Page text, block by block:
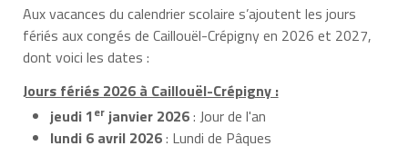
Aux vacances du calendrier scolaire s’ajoutent les jours
fériés aux congés de Caillouël-Crépigny en 2026 et 2027,
dont voici les dates :
Jours fériés 2026 à Caillouël-Crépigny :
jeudi 1er janvier 2026: Jour de l'an
lundi 6 avril 2026: Lundi de Pâques